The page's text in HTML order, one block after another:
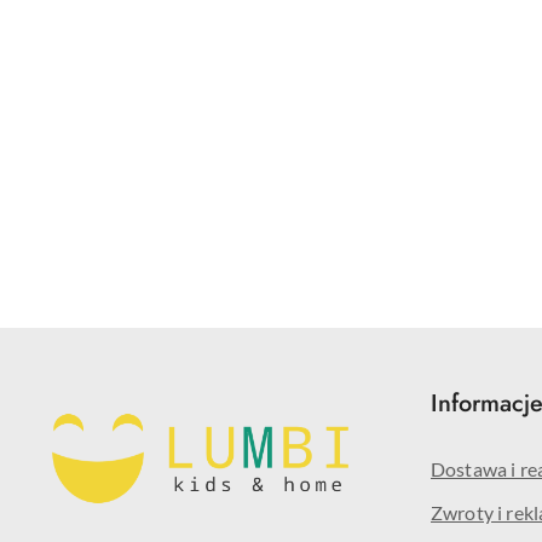
Informacje
Dostawa i
Zwroty i